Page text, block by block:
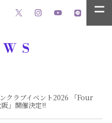
WS
クラブイベント2026 「Four
」開催決定!!